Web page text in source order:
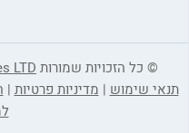
© כל הזכויות שמורות LTD
תנאי שימוש | מדיניות פרטיות |